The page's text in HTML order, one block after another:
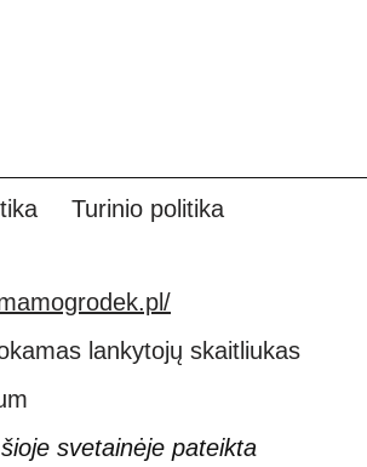
Turinio politika
svetainėje pateikta